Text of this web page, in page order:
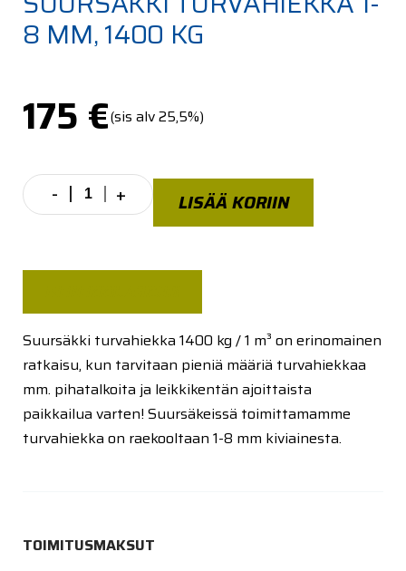
8 MM, 1400 KG
175 €(sis alv 25,5%)
- Suursäkki
turvahiekka
määrä
+ LISÄÄ KORIIN
Suursäkki turvahiekka 1400 kg / 1 m³ on erinomainen
ratkaisu, kun tarvitaan pieniä määriä turvahiekkaa
mm. pihatalkoita ja leikkikentän ajoittaista
paikkailua varten! Suursäkeissä toimittamamme
turvahiekka on raekooltaan 1-8 mm kiviainesta.
TOIMITUSMAKSUT